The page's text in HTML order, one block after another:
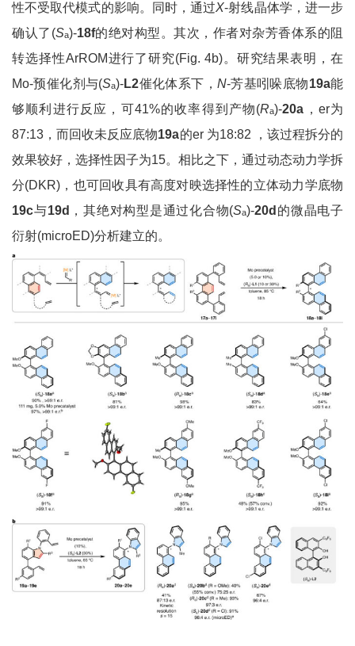
性不受取代模式的影响。同时，通过X-射线晶体学，进一步
确认了(Sa)-18f的绝对构型。其次，作者对杂芳香体系的阻
转选择性ArROM进行了研究(Fig. 4b)。研究结果表明，在
Mo-预催化剂与(Sa)-L2催化体系下， N-芳基吲哚底物19a能
够顺利进行反应，可41%的收率得到产物(Ra)-20a ，er为
87:13，而回收未反应底物19a的er 为18:82 ，该过程拆分的
效果较好，选择性因子为15。相比之下，通过动态动力学拆
分(DKR)，也可回收具有高度对映选择性的立体动力学底物
19c与19d ，其绝对构型是通过化合物(Sa)-20d 的微晶电子
衍射(microED)分析建立的。